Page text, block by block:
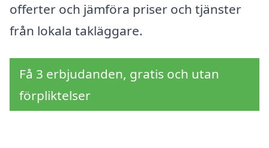
offerter och jämföra priser och tjänster
från lokala takläggare.
Få 3 erbjudanden, gratis och utan
förpliktelser